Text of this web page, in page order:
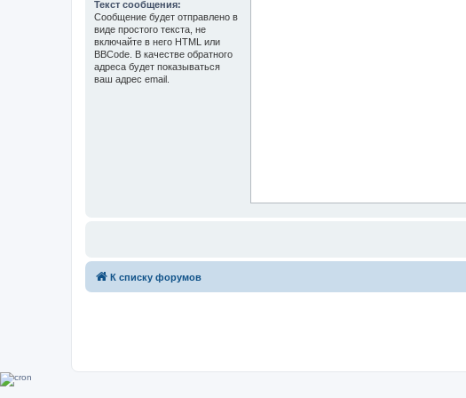
Текст сообщения:
Сообщение будет отправлено в
виде простого текста, не
включайте в него HTML или
BBCode. В качестве обратного
адреса будет показываться
ваш адрес email.
К списку форумов